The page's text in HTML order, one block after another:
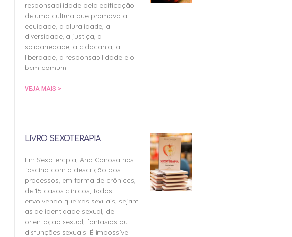
responsabilidade pela edificação
de uma cultura que promova a
equidade, a pluralidade, a
diversidade, a justiça, a
solidariedade, a cidadania, a
liberdade, a responsabilidade e o
bem comum.
VEJA MAIS >
LIVRO SEXOTERAPIA
Em Sexoterapia, Ana Canosa nos
fascina com a descrição dos
processos, em forma de crônicas,
de 15 casos clínicos, todos
envolvendo queixas sexuais, sejam
as de identidade sexual, de
orientação sexual, fantasias ou
disfunções sexuais. É impossível